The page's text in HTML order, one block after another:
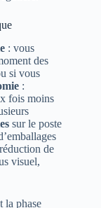
: vous
des
si vous
:
fois moins
sur le poste
de
visuel,
la phase